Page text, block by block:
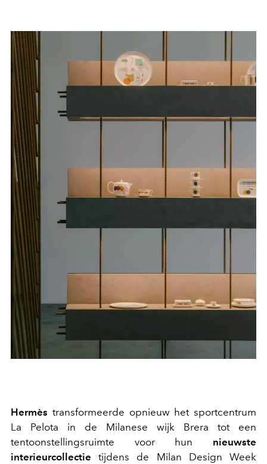
Hermès transformeerde opnieuw het sportcentrum
La Pelota in de Milanese wijk Brera tot een
tentoonstellingsruimte voor hun nieuwste
interieurcollectie tijdens de Milan Design Week